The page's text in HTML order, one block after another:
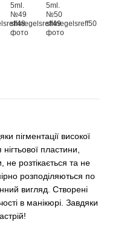
пігментації високої
пластини,
розтікається та не
розподіляються по
вигляд. Створені
в манікюрі. Завдяки